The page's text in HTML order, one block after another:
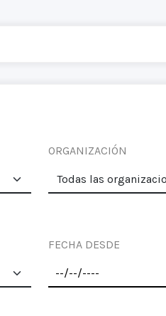
ORGANIZACIÓN
FECHA DESDE